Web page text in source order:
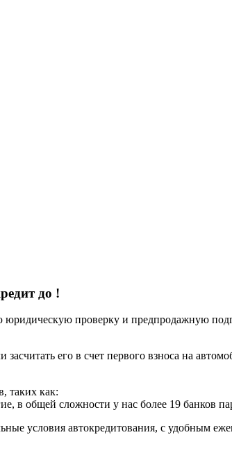
до !
проверку и предпродажную
его в счет первого взноса на
таких как:
в общей сложности у нас более 19 банков
условия автокредитования, с удобным